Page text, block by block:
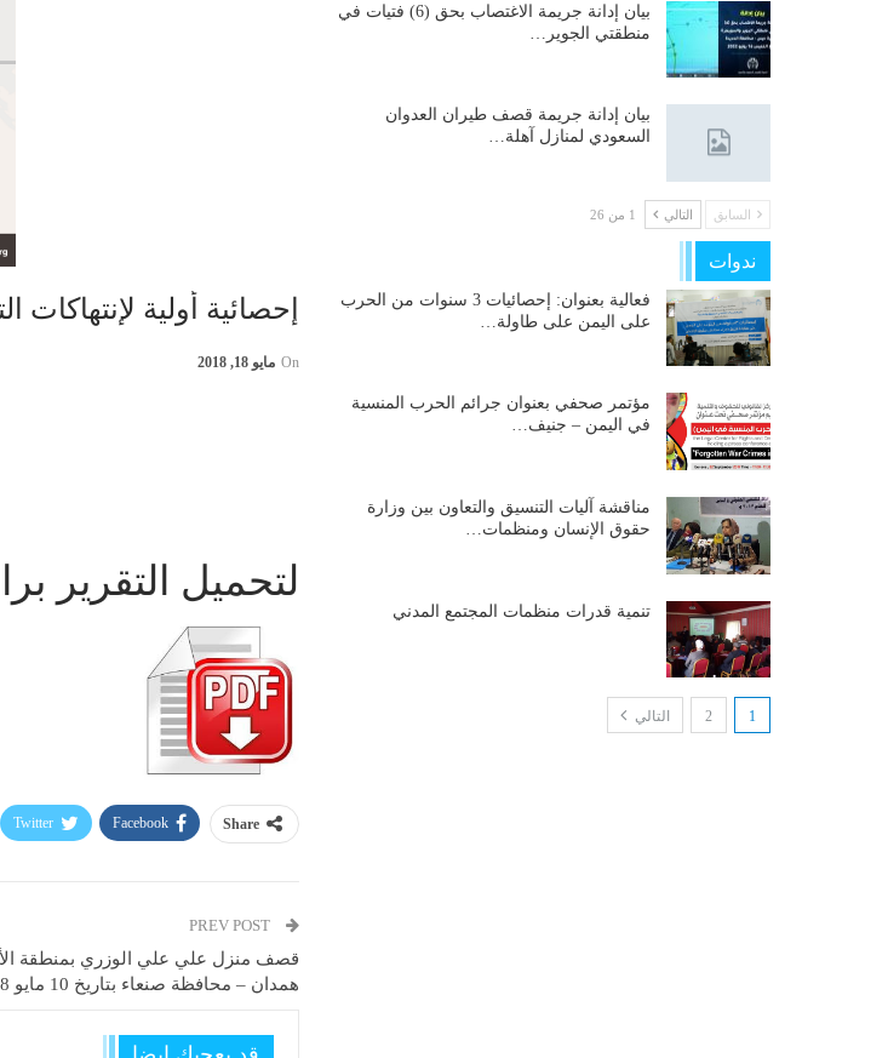
إحصائية أولية لإنتهاكات
On مايو 18, 2018
لتحميل التقرير
Share
Facebook
Twitter
PREV POST
قصف منزل علي علي الوزري بمنطقة
همدان – محافظة صنعاء بتاريخ 10 مايو 2018
بيان إدانة جريمة الاغتصاب بحق (6) فتيات في
منطقتي الجوير…
بيان إدانة جريمة قصف طيران العدوان
السعودي لمنازل آهلة…
السابق التالي 1 من 26
ندوات
فعالية بعنوان: إحصائيات 3 سنوات من الحرب
على اليمن على طاولة…
مؤتمر صحفي بعنوان جرائم الحرب المنسية
في اليمن – جنيف…
مناقشة آليات التنسيق والتعاون بين وزارة
حقوق الإنسان ومنظمات…
تنمية قدرات منظمات المجتمع المدني
1
2 التالي